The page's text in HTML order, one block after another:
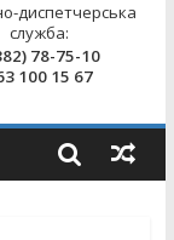
диспетчерська
служба:
78-75-10
100 15 67